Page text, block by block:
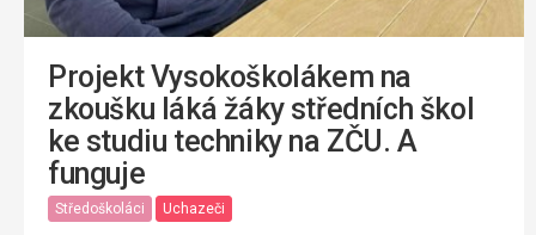
Projekt Vysokoškolákem na
zkoušku láká žáky středních škol
ke studiu techniky na ZČU. A
funguje
Středoškoláci Uchazeči